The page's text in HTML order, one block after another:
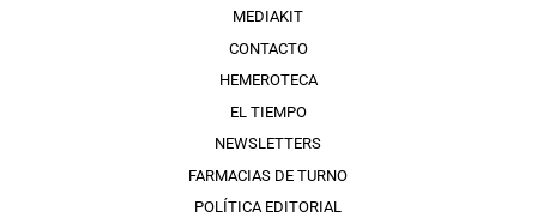
MEDIAKIT
CONTACTO
HEMEROTECA
EL TIEMPO
NEWSLETTERS
FARMACIAS DE TURNO
POLÍTICA EDITORIAL